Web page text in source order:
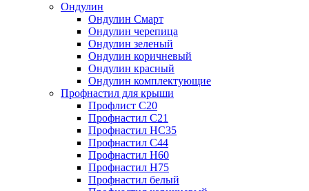
Ондулин
Ондулин Смарт
Ондулин черепица
Ондулин зеленый
Ондулин коричневый
Ондулин красный
Ондулин комплектующие
Профнастил для крыши
Профлист С20
Профнастил С21
Профнастил НС35
Профнастил С44
Профнастил Н60
Профнастил Н75
Профнастил белый